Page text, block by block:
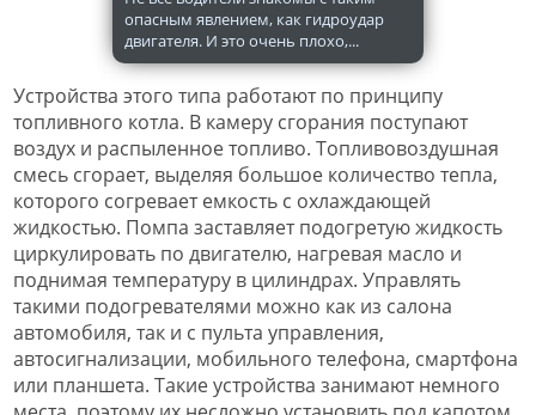
опасным явлением, как гидроудар
двигателя. И это очень плохо,...
Устройства этого типа работают по принципу
топливного котла. В камеру сгорания поступают
воздух и распыленное топливо. Топливовоздушная
смесь сгорает, выделяя большое количество тепла,
которого согревает емкость с охлаждающей
жидкостью. Помпа заставляет подогретую жидкость
циркулировать по двигателю, нагревая масло и
поднимая температуру в цилиндрах. Управлять
такими подогревателями можно как из салона
автомобиля, так и с пульта управления,
автосигнализации, мобильного телефона, смартфона
или планшета. Такие устройства занимают немного